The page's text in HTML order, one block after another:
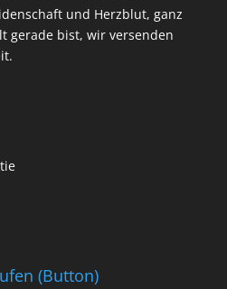
und Herzblut, ganz
gerade bist, wir versenden
(Button)